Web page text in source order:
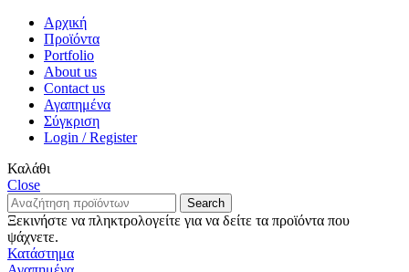
Αρχική
Προϊόντα
Portfolio
About us
Contact us
Αγαπημένα
Σύγκριση
Login / Register
Καλάθι
Close
Search
Ξεκινήστε να πληκτρολογείτε για να δείτε τα προϊόντα που
ψάχνετε.
Κατάστημα